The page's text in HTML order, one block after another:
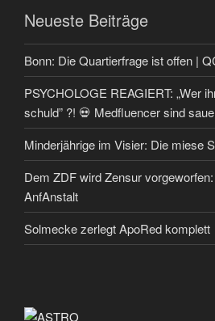
Neueste Beiträge
Bonn: Die Quartierfrage ist offen |
PSYCHOLOGE REAGIERT: „Wer
schuld” ?! 💀 Medfluencer sind
Minderjährige im Visier: Die miese
Dem ZDF wird Zensur
AnfAnstalt
Solmecke zerlegt ApoRed komplett